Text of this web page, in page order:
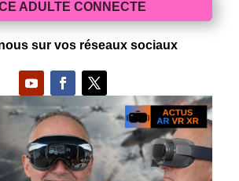
ADULTE CONNECTE
sur vos réseaux sociaux